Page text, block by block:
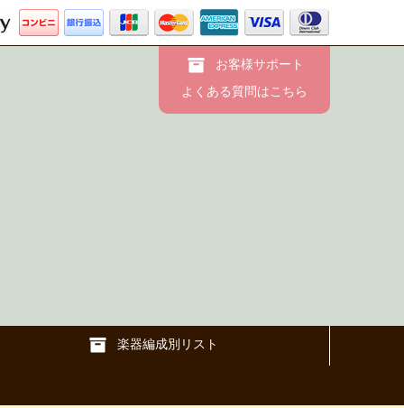
お客様サポート
よくある質問はこちら
楽器編成別リスト